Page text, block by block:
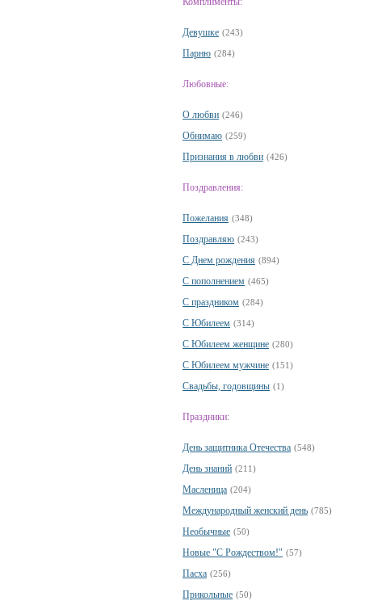
Девушке (243)
Парню (284)
Любовные:
О любви (246)
Обнимаю (259)
Признания в любви (426)
Поздравления:
Пожелания (348)
Поздравляю (243)
С Днем рождения (894)
С пополнением (465)
С праздником (284)
С Юбилеем (314)
С Юбилеем женщине (280)
С Юбилеем мужчине (151)
Свадьбы, годовщины (1)
Праздники:
День защитника Отечества (548)
День знаний (211)
Масленица (204)
Международный женский день (785)
Необычные (50)
Новые "С Рождеством!" (57)
Пасха (256)
Прикольные (50)